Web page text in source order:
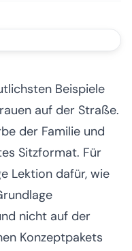
Beispiele
auf der Straße.
der Familie und
Sitzformat. Für
Lektion dafür, wie
nicht auf der
Konzeptpakets